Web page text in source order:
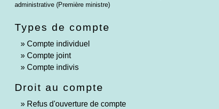
administrative (Première ministre)
Types de compte
Compte individuel
Compte joint
Compte indivis
Droit au compte
Refus d'ouverture de compte